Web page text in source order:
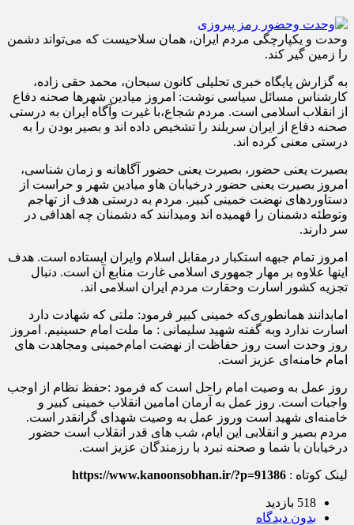
وحدت و یکپارچگی مردم ایران، همان سلاحیست که می‌تواند دشمن
را زمین گیر کند.
به گزارش پایگاه خبری تحلیلی کانون سبحان، محمد حقی زاده،
کارشناس مسائل سیاسی نوشت: امروز میادین شهرها صحنه دفاع
از انقلاب اسلامی است. مردم شجاع،با غیرت وآگاه ایران به درستی
صحنه دفاع از ایران سربلند را تشخیص داده اند و بصیر بودن را به
درستی معنی کرده اند.
بصیرت یعنی حضور، بصیرت یعنی حضور آگاهانه و زمان شناسی،
امروز بصیرت یعنی حضور درخیابان هاو میادین شهر و حراست از
دستاوردهای نهضت خمینی کبیر. مردم به درستی هدف از تهاجم
وتوطئه دشمنان را فهمیده اند ومیدانند که دشمنان چه اهدافی در
سر دارند.
امروز تمام جبهه استکبار درمقابل اسلام وایران ایستاده است. هدف
اینها علاوه بر مهار جمهوری اسلامی غارت منابع آن است. دنبال
تجزيه کشور اسارت وحقارت مردم ایران اسلامی اند.
امابدانند همانطوری‌که خمینی کبیر فرمود: ملتی که شهادت دارد
اسارت ندارد وبه گفته شهید سلیمانی : ما ملت امام حسینیم. امروز
روز وحدت است روز حفاظت از نهضت امام‌خمینی ومجاهدت های
امام خامنه‌ای عزیز است.
روز عمل به وصیت امام راحل است که فرمود :حفظ نظام از اوجب
واجبات است. روز عمل به آرمان امامین انقلاب خمینی کبیر و
خامنه‌ای شهید است وروز عمل به وصیت شهدای گرانقدر است.
مردم بصیر و انقلابی این ایام، شب های قدر انقلاب است حضور
درخیابان با شما و صحنه نبرد با رزمندگان عزیز است.
لینک کوتاه : https://www.kanoonsobhan.ir/?p=91386
518 بازدید
بدون دیدگاه